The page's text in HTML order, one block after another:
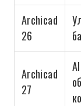
Archicad
26
Archicad
27